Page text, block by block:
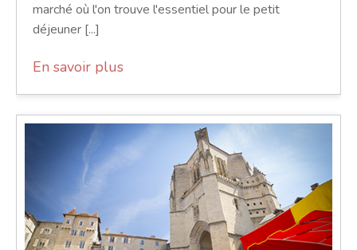
marché où l'on trouve l'essentiel pour le petit
déjeuner [...]
En savoir plus